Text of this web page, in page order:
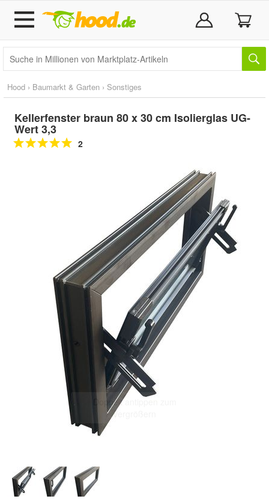
Hood › Baumarkt & Garten › Sonstiges
Kellerfenster braun 80 x 30 cm Isolierglas UG-
Wert 3,3
2
Doppelt antippen zum
vergrößern